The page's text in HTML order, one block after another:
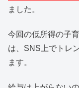
ました。
今回の低所得の子
は、SNS上でトレ
ます。